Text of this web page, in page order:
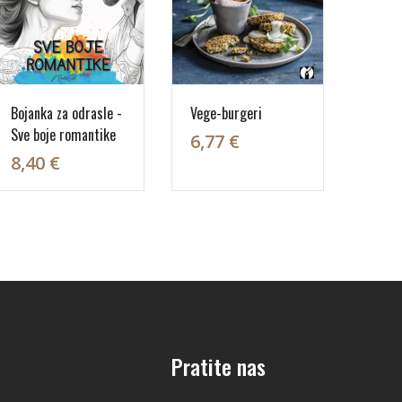
Bojanka za odrasle -
Sve boje romantike
8,40 €
Vege-burgeri
6,77 €
Pratite nas